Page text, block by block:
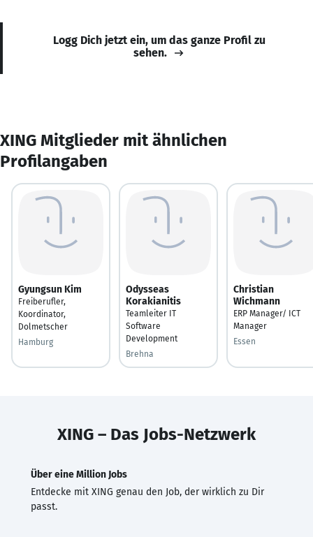
Logg Dich jetzt ein, um das ganze Profil zu
sehen.
XING Mitglieder mit ähnlichen
Profilangaben
Gyungsun Kim
Freiberufler,
Koordinator,
Dolmetscher
Hamburg
Odysseas
Korakianitis
Teamleiter IT
Software
Development
Brehna
Christian
Wichmann
ERP Manager/ ICT
Manager
Essen
XING – Das Jobs-Netzwerk
Über eine Million Jobs
Entdecke mit XING genau den Job, der wirklich zu Dir
passt.